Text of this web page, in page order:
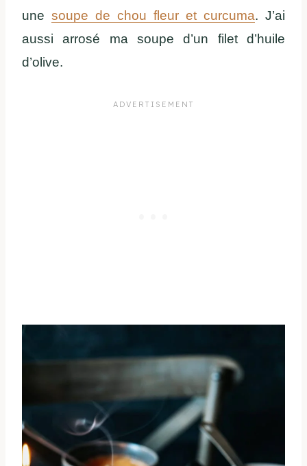
une soupe de chou fleur et curcuma. J’ai
aussi arrosé ma soupe d’un filet d’huile
d’olive.